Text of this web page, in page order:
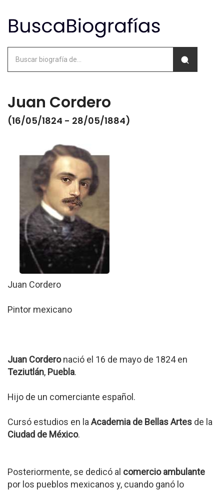
Juan Cordero
(16/05/1824 - 28/05/1884)
Juan Cordero
Pintor mexicano
Juan Corderonació el 16 de mayo de 1824 en
Teziutlán, Puebla.
Hijo de un comerciante español.
Cursó estudios en la Academia de Bellas Artes de la
Ciudad de México.
Posteriormente, se dedicó al comercio ambulante
por los pueblos mexicanos y, cuando ganó lo